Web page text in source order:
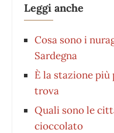
Leggi anche
Cosa sono i
Sardegna
È la stazione più
trova
Quali sono le
cioccolato